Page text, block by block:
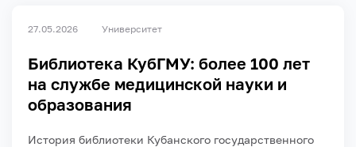
27.05.2026 Университет
Библиотека КубГМУ: более 100 лет
на службе медицинской науки и
образования
История библиотеки Кубанского государственного